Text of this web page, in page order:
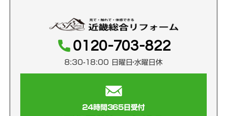
0120-703-822
8:30-18:00 日曜日・水曜日休
24時間365日受付